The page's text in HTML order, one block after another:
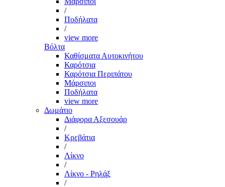
/
Ποδήλατα
/
view more
Βόλτα
Καθίσματα Αυτοκινήτου
Καρότσια
Καρότσια Περιπάτου
Μάρσιποι
Ποδήλατα
view more
Δωμάτιο
Διάφορα Αξεσουάρ
/
Κρεβάτια
/
Λίκνο
/
Λίκνο - Ρηλάξ
/